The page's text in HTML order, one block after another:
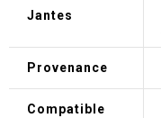
Jantes
Provenance
Compatible